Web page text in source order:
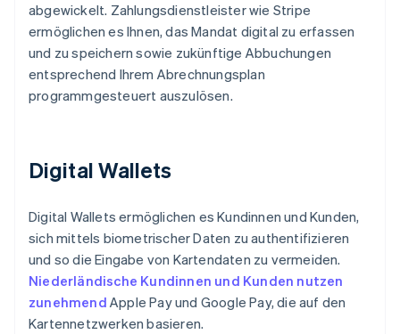
abgewickelt. Zahlungsdienstleister wie Stripe
ermöglichen es Ihnen, das Mandat digital zu erfassen
und zu speichern sowie zukünftige Abbuchungen
entsprechend Ihrem Abrechnungsplan
programmgesteuert auszulösen.
Digital Wallets
Digital Wallets ermöglichen es Kundinnen und Kunden,
sich mittels biometrischer Daten zu authentifizieren
und so die Eingabe von Kartendaten zu vermeiden.
Niederländische Kundinnen und Kunden nutzen
zunehmend Apple Pay und Google Pay, die auf den
Kartennetzwerken basieren.